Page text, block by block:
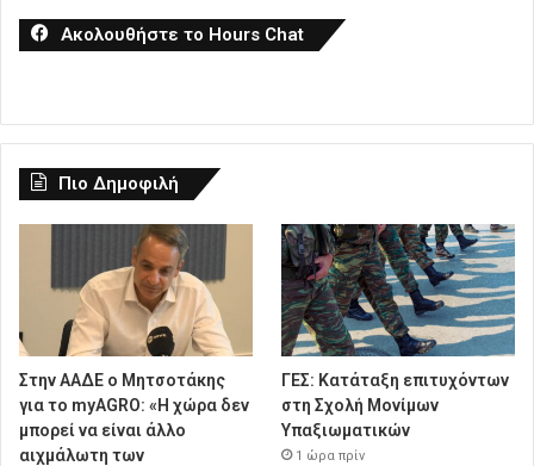
Ακολουθήστε το Hours Chat
Πιο Δημοφιλή
Στην ΑΑΔΕ ο Μητσοτάκης
για το myAGRO: «Η χώρα δεν
μπορεί να είναι άλλο
αιχμάλωτη των
ΓΕΣ: Κατάταξη επιτυχόντων
στη Σχολή Μονίμων
Υπαξιωματικών
1 ώρα πρίν